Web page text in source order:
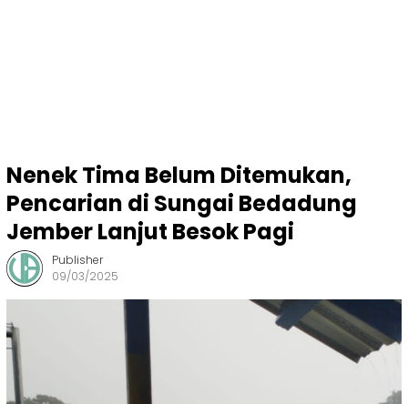
Nenek Tima Belum Ditemukan,
Pencarian di Sungai Bedadung
Jember Lanjut Besok Pagi
Publisher
09/03/2025